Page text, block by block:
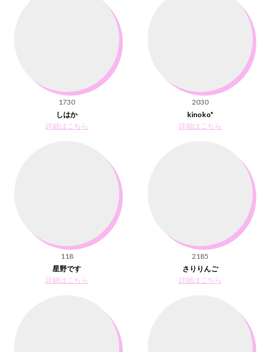
1730
しはか
詳細はこちら
2030
kinoko*
詳細はこちら
118
星野です
詳細はこちら
2185
さりりんご
詳細はこちら